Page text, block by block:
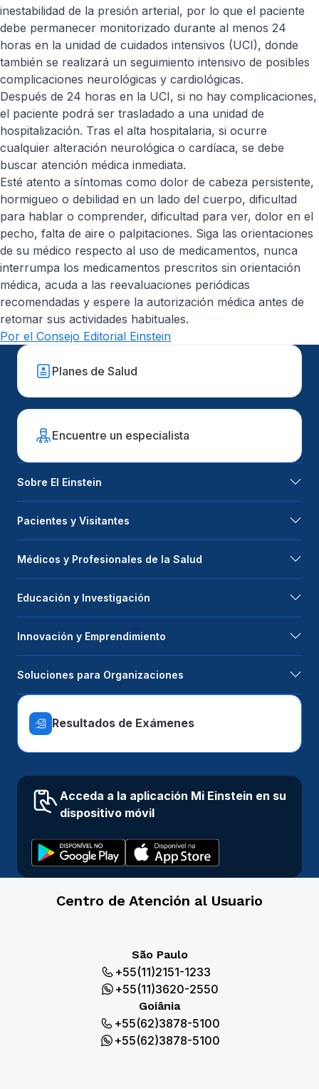
inestabilidad de la presión arterial, por lo que el paciente
debe permanecer monitorizado durante al menos 24
horas en la unidad de cuidados intensivos (UCI), donde
también se realizará un seguimiento intensivo de posibles
complicaciones neurológicas y cardiológicas.
Después de 24 horas en la UCI, si no hay complicaciones,
el paciente podrá ser trasladado a una unidad de
hospitalización. Tras el alta hospitalaria, si ocurre
cualquier alteración neurológica o cardíaca, se debe
buscar atención médica inmediata.
Esté atento a síntomas como dolor de cabeza persistente,
hormigueo o debilidad en un lado del cuerpo, dificultad
para hablar o comprender, dificultad para ver, dolor en el
pecho, falta de aire o palpitaciones. Siga las orientaciones
de su médico respecto al uso de medicamentos, nunca
interrumpa los medicamentos prescritos sin orientación
médica, acuda a las reevaluaciones periódicas
recomendadas y espere la autorización médica antes de
retomar sus actividades habituales.
Por el Consejo Editorial Einstein
Planes de Salud
Encuentre un especialista
Sobre El Einstein
Pacientes y Visitantes
Médicos y Profesionales de la Salud
Educación y Investigación
Innovación y Emprendimiento
Soluciones para Organizaciones
Resultados de Exámenes
Acceda a la aplicación Mi Einstein en su
dispositivo móvil
Centro de Atención al Usuario
São Paulo
+55(11)2151-1233
+55(11)3620-2550
Goiânia
+55(62)3878-5100
+55(62)3878-5100